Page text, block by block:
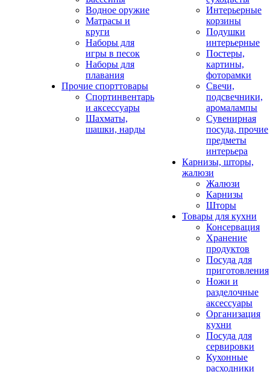
Водное оружие
Матрасы и
круги
Наборы для
игры в песок
Наборы для
плавания
Прочие спорттовары
Спортинвентарь
и аксессуары
Шахматы,
шашки, нарды
Интерьерные
корзины
Подушки
интерьерные
Постеры,
картины,
фоторамки
Свечи,
подсвечники,
аромалампы
Сувенирная
посуда, прочие
предметы
интерьера
Карнизы, шторы,
жалюзи
Жалюзи
Карнизы
Шторы
Товары для кухни
Консервация
Хранение
продуктов
Посуда для
приготовления
Ножи и
разделочные
аксессуары
Организация
кухни
Посуда для
сервировки
Кухонные
расходники